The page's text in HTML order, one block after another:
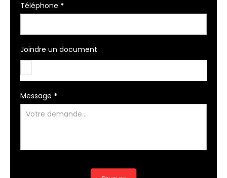
Téléphone *
Joindre un document
Message *